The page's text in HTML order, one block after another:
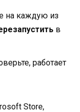
на каждую из
в
работает
Store,